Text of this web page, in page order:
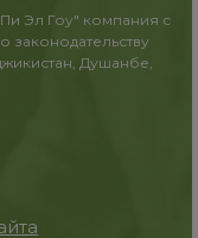
Эл Гоу" компания с
законодательству
Душанбе,